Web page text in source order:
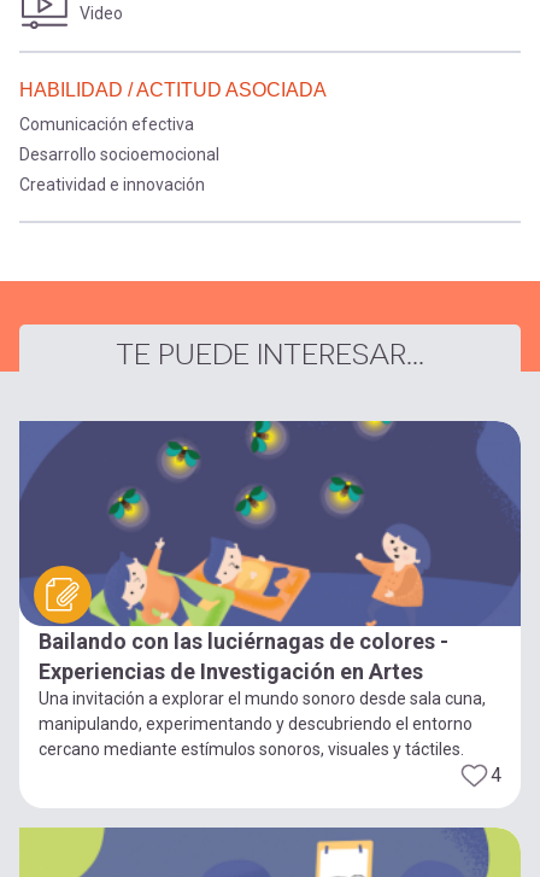
Video
HABILIDAD / ACTITUD ASOCIADA
Comunicación efectiva
Desarrollo socioemocional
Creatividad e innovación
TE PUEDE INTERESAR...
Bailando con las luciérnagas de colores -
Experiencias de Investigación en Artes
Una invitación a explorar el mundo sonoro desde sala cuna,
manipulando, experimentando y descubriendo el entorno
cercano mediante estímulos sonoros, visuales y táctiles.
4